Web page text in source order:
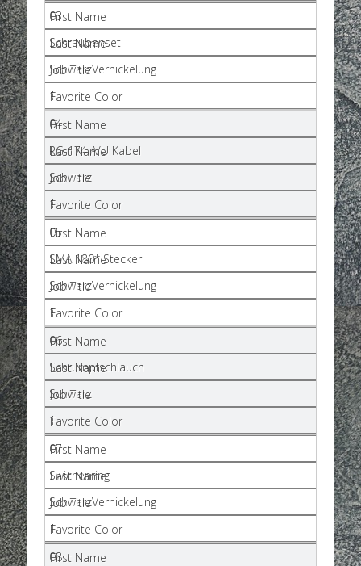
03
Schraubenset
SchwarzVernickelung
1
04
RG-174 A/U Kabel
Schwarz
1
05
SMA 180* Stecker
SchwarzVernickelung
1
06
Schrumpfschlauch
Schwarz
1
07
Swichenring
SchwarzVernickelung
1
08